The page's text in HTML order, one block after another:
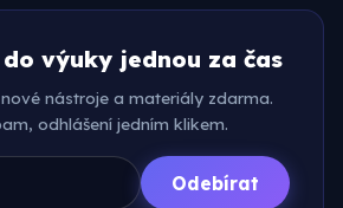
výuky jednou za čas
nástroje a materiály zdarma.
odhlášení jedním klikem.
Odebírat